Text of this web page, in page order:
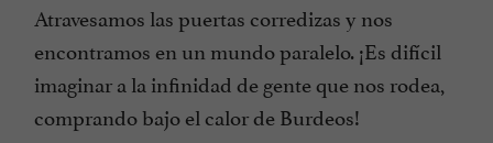
Atravesamos las puertas corredizas y nos
encontramos en un mundo paralelo. ¡Es difícil
imaginar a la infinidad de gente que nos rodea,
comprando bajo el calor de Burdeos!